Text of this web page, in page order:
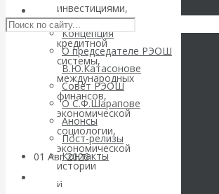
РЭОШ
Концепция
О председателе РЭОШ
В.Ю.Катасонове
Совет РЭОШ
О С.Ф.Шарапове
Анонсы
Пост-релизы
Контакты
раз на тему
блокировки
банковских
счетов
01 Авг 2026Геополитика
инвестициями,
денежно-
кредитной
системы,
международных
финансов,
экономической
социологии,
экономической
истории
и